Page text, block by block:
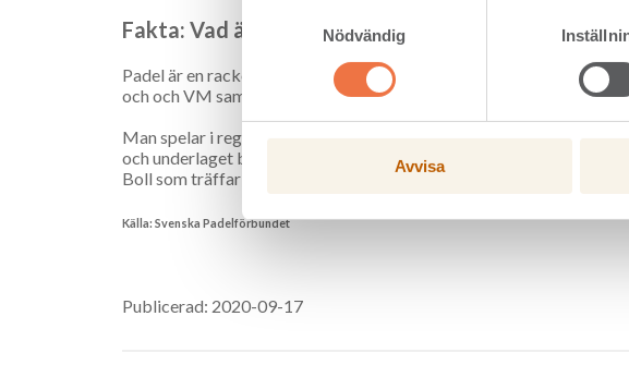
Nödvändig
Avvisa
Fakta: Vad är padel?
Padel är en racketsport som 1974 fick de regler och principer som
och och VM samt EM spelas vartannat år.
Man spelar i regel dubbel, med samma poängräkning som i tennis.
och underlaget betong, cement, plast eller konstgräs. Banan är
Boll som träffar väggarna runt banan efter studs i marken är
Källa: Svenska Padelförbundet
Publicerad: 2020-09-17